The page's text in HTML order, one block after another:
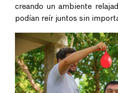
creando un ambiente
podían reír juntos sin